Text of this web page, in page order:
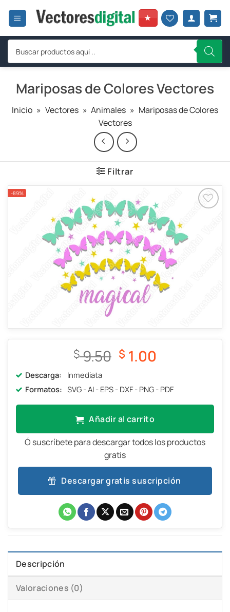
★
Búsqueda
productos
Mariposas de Colores Vectores
Inicio » Vectores » Animales » Mariposas de Colores
Vectores
Filtrar
-89%
$9.50 El
original
era:
$ 9.50.
$ 1.00
actual
es:
Descarga:
Inmediata
Formatos: SVG - AI - EPS - DXF - PNG - PDF
Añadir al carrito
Ó suscríbete para descargar todos los productos
gratis
Descargar gratis suscripción
Descripción
Valoraciones (0)